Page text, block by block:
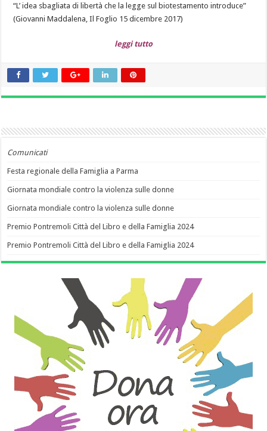
“L’ idea sbagliata di libertà che la legge sul biotestamento introduce”
(Giovanni Maddalena, Il Foglio 15 dicembre 2017)
leggi tutto
Comunicati
Festa regionale della Famiglia a Parma
Giornata mondiale contro la violenza sulle donne
Giornata mondiale contro la violenza sulle donne
Premio Pontremoli Città del Libro e della Famiglia 2024
Premio Pontremoli Città del Libro e della Famiglia 2024